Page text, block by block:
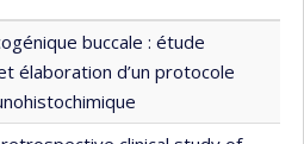
buccale : étude
élaboration d’un protocole